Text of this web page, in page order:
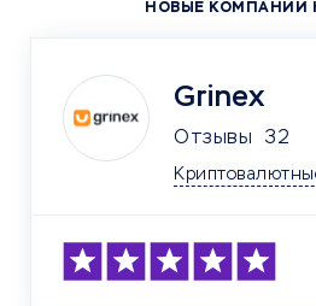
НОВЫЕ КОМПАНИИ
Grinex
Отзывы 32